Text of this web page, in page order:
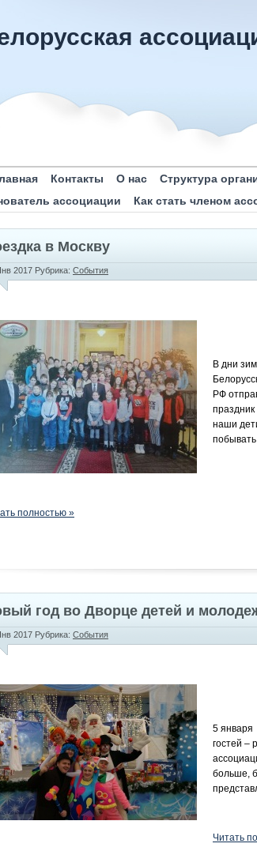
Контакты О нас Структура
ассоциации
Как стать членом
в Москву
2017 Рубрика: События
В дни
РФ
наши
полностью »
год во Дворце детей и
2017 Рубрика: События
5 января
гостей –
больше,
Читать